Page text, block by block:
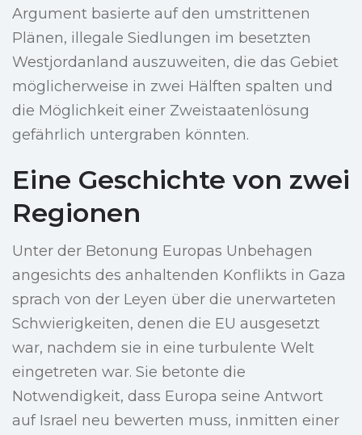
Argument basierte auf den umstrittenen
Plänen, illegale Siedlungen im besetzten
Westjordanland auszuweiten, die das Gebiet
möglicherweise in zwei Hälften spalten und
die Möglichkeit einer Zweistaatenlösung
gefährlich untergraben könnten.
Eine Geschichte von zwei
Regionen
Unter der Betonung Europas Unbehagen
angesichts des anhaltenden Konflikts in Gaza
sprach von der Leyen über die unerwarteten
Schwierigkeiten, denen die EU ausgesetzt
war, nachdem sie in eine turbulente Welt
eingetreten war. Sie betonte die
Notwendigkeit, dass Europa seine Antwort
auf Israel neu bewerten muss, inmitten einer